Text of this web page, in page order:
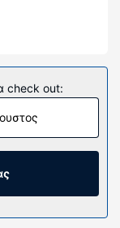
και εκεί
χωρίς
check out: